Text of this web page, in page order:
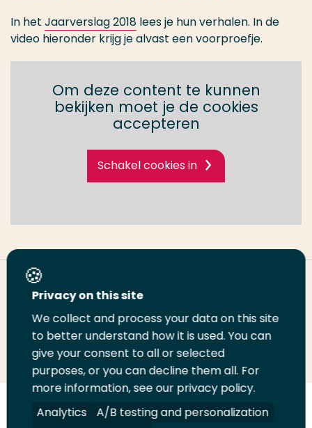
In het Jaarverslag 2018 lees je hun verhalen. In de
video hieronder krijg je alvast een voorproefje.
Om deze content te kunnen
bekijken moet je de cookies
accepteren
Schakel cookies in
Deel deze pagina
Deel
LinkedIn
Deel
op
Twitter
Deel
op
Facebook
Email
deze
pagina
Print
deze
pagina
VolgVolgVolgVolg
Privacy on this site
We collect and process your data on this site
to better understand how it is used. You can
give your consent to all or selected
purposes, or you can decline them all. For
more information, see our privacy policy.
Analytics
A/B testing and personalization